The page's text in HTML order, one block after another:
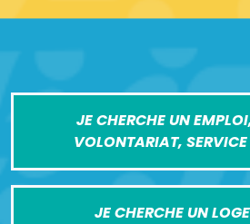
JE CHERCHE UN
VOLONTARIAT,
JE CHERCHE UN